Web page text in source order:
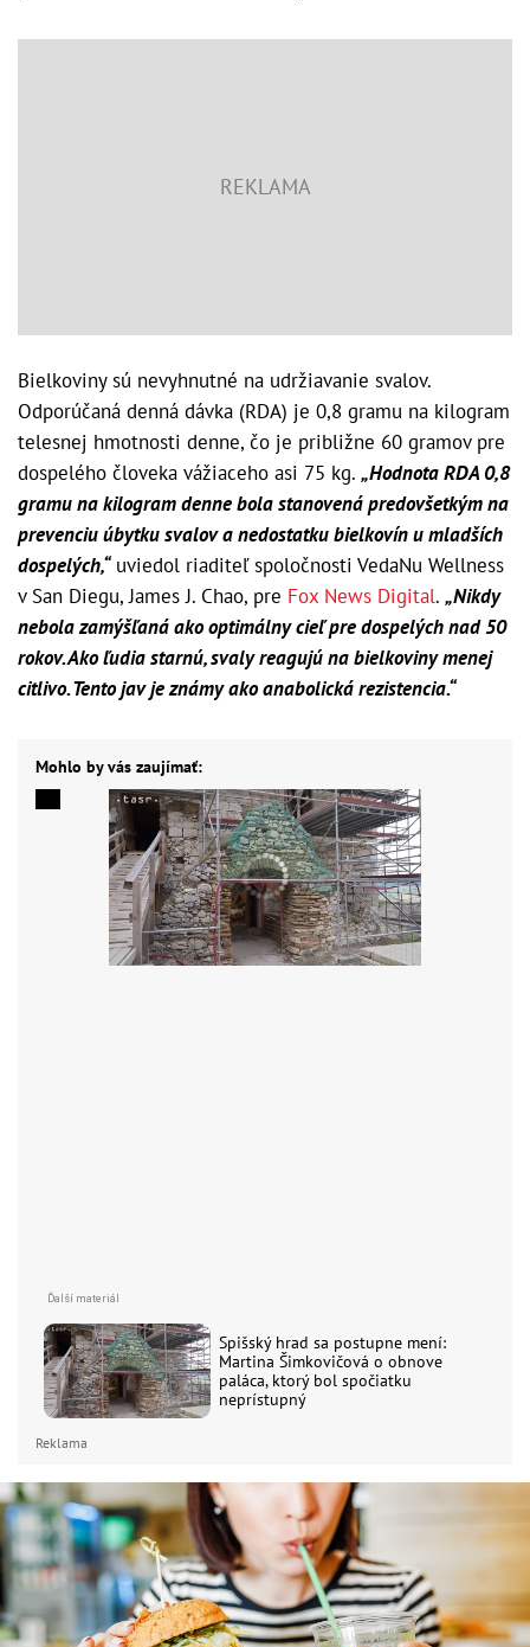
Bielkoviny sú nevyhnutné na udržiavanie svalov.
Odporúčaná denná dávka (RDA) je 0,8 gramu na kilogram
telesnej hmotnosti denne, čo je približne 60 gramov pre
dospelého človeka vážiaceho asi 75 kg. „Hodnota RDA 0,8
gramu na kilogram denne bola stanovená predovšetkým na
prevenciu úbytku svalov a nedostatku bielkovín u mladších
dospelých,“uviedol riaditeľ spoločnosti VedaNu Wellness
v San Diegu, James J. Chao, pre Fox News Digital. „Nikdy
nebola zamýšľaná ako optimálny cieľ pre dospelých nad 50
rokov. Ako ľudia starnú, svaly reagujú na bielkoviny menej
citlivo. Tento jav je známy ako anabolická rezistencia.“
Mohlo by vás zaujímať:
Spišský hrad sa postupne mení:
Martina Šimkovičová o obnove
paláca, ktorý bol spočiatku
neprístupný
Reklama